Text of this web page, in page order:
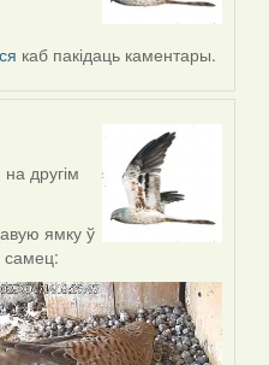
каб пакідаць каментары.
другім
ямку ў